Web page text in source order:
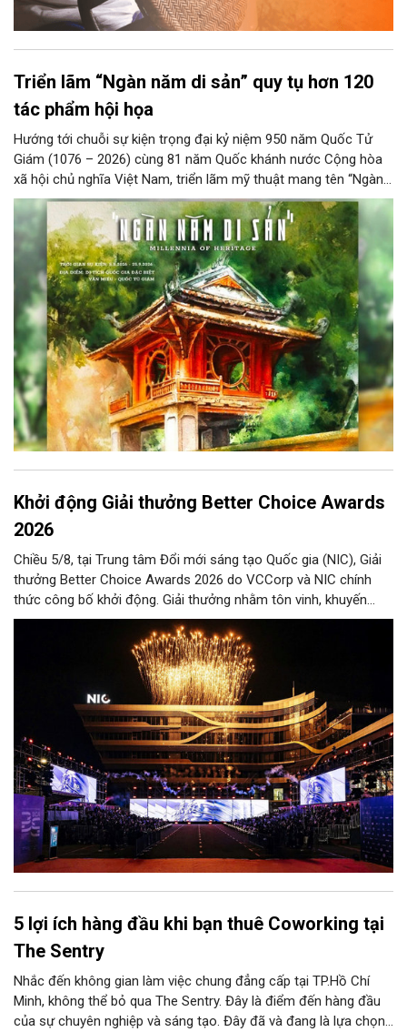
Triển lãm “Ngàn năm di sản” quy tụ hơn 120
tác phẩm hội họa
Hướng tới chuỗi sự kiện trọng đại kỷ niệm 950 năm Quốc Tử
Giám (1076 – 2026) cùng 81 năm Quốc khánh nước Cộng hòa
xã hội chủ nghĩa Việt Nam, triển lãm mỹ thuật mang tên “Ngàn
năm di sản” sẽ chính thức khai mạc vào ngày 8/8 tại Nhà Thái
Học, Di tích Quốc gia đặc biệt Văn Miếu – Quốc Tử Giám. Sự
kiện kéo dài đến ngày 25/9/2026 hứa hẹn trở thành điểm đến
văn hóa đầy sức hút, góp phần làm phong phú đời sống nghệ
thuật của Thủ đô trong mùa thu này.
Khởi động Giải thưởng Better Choice Awards
2026
Chiều 5/8, tại Trung tâm Đổi mới sáng tạo Quốc gia (NIC), Giải
thưởng Better Choice Awards 2026 do VCCorp và NIC chính
thức công bố khởi động. Giải thưởng nhằm tôn vinh, khuyến
khích, cổ vũ những giá trị đổi mới, sáng tạo, áp dụng trong đời
sống thực, phục vụ người tiêu dùng.
5 lợi ích hàng đầu khi bạn thuê Coworking tại
The Sentry
Nhắc đến không gian làm việc chung đẳng cấp tại TP.Hồ Chí
Minh, không thể bỏ qua The Sentry. Đây là điểm đến hàng đầu
của sự chuyên nghiệp và sáng tạo. Đây đã và đang là lựa chọn